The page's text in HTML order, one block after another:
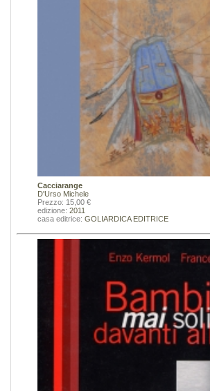
Cacciarange
D'Urso Michele
Prezzo: 15,00 €
edizione: 2011
casa editrice: GOLIARDICA EDITRICE